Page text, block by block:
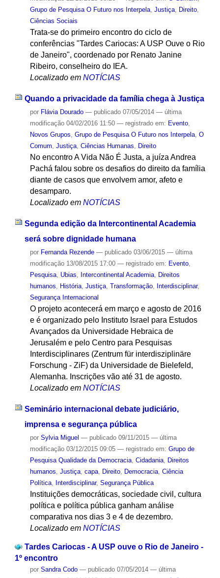
Grupo de Pesquisa O Futuro nos Interpela, Justiça, Direito,
Ciências Sociais
Trata-se do primeiro encontro do ciclo de
conferências "Tardes Cariocas: A USP Ouve o Rio
de Janeiro", coordenado por Renato Janine
Ribeiro, conselheiro do IEA.
Localizado em NOTÍCIAS
Quando a privacidade da família chega à Justiça
por Flávia Dourado — publicado07/05/2014 — última
modificação04/02/2016 11:50 — registrado em: Evento,
Novos Grupos, Grupo de Pesquisa O Futuro nos Interpela, O
Comum, Justiça, Ciências Humanas, Direito
No encontro A Vida Não É Justa, a juíza Andrea
Pachá falou sobre os desafios do direito da família
diante de casos que envolvem amor, afeto e
desamparo.
Localizado em NOTÍCIAS
Segunda edição da Intercontinental Academia
será sobre dignidade humana
por Fernanda Rezende — publicado03/06/2015 — última
modificação13/08/2015 17:00 — registrado em: Evento,
Pesquisa, Ubias Intercontinental Academia,
Direitos
humanos
História, Justiça, Transformação, Interdisciplinar,
Segurança Internacional
O projeto acontecerá em março e agosto de 2016
e é organizado pelo Instituto Israel para Estudos
Avançados da Universidade Hebraica de
Jerusalém e pelo Centro para Pesquisas
Interdisciplinares (Zentrum für interdisziplinäre
Forschung - ZiF) da Universidade de Bielefeld,
Alemanha. Inscrições vão até 31 de agosto.
Localizado em NOTÍCIAS
Seminário internacional debate judiciário,
imprensa e segurança pública
por Sylvia Miguel — publicado09/11/2015 — última
modificação03/12/2015 09:05 — registrado em: Grupo de
Pesquisa Qualidade da Democracia, Cidadania, Direitos
humanos Justiça, capa, Direito, Democracia, Ciência
Política, Interdisciplinar, Segurança Pública
Instituições democráticas, sociedade civil, cultura
política e política pública ganham análise
comparativa nos dias 3 e 4 de dezembro.
Localizado em NOTÍCIAS
Tardes Cariocas - A USP ouve o Rio de Janeiro -
1º encontro
por Sandra Codo — publicado07/05/2014 — última